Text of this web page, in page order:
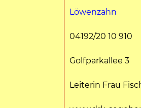
Löwenzahn
04192/20 10 910
Golfparkallee 3
Leiterin Frau